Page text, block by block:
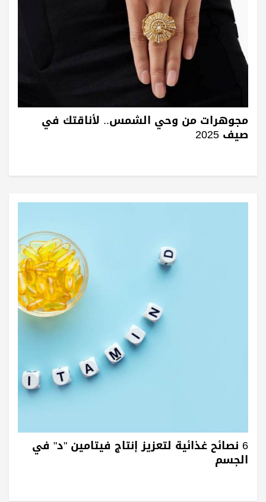
مجوهرات من وحي الشمس.. لأناقتك في
صيف 2025
6 نصائح غذائية لتعزيز إنتاج فيتامين "د" في
الجسم